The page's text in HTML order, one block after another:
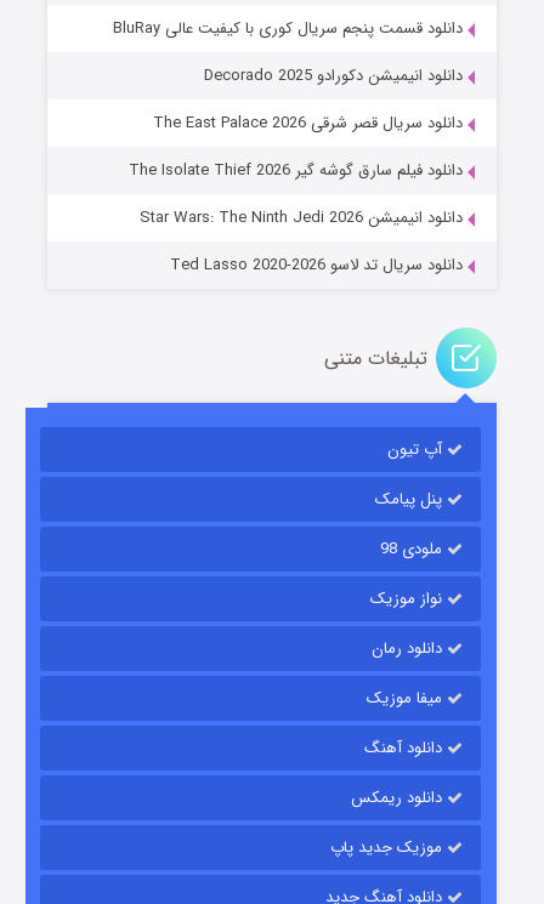
جادوگری در مغولستان
قسمت14 (زیرنویس) منتشر شد
قسمت
دانلود قسمت پنجم سریال کوری با کیفیت عالی BluRay
دانلود انیمیشن دکورادو Decorado 2025
دانلود سریال قصر شرقی The East Palace 2026
دانلود فیلم سارق گوشه گیر The Isolate Thief 2026
دانلود انیمیشن Star Wars: The Ninth Jedi 2026
دانلود سریال تد لاسو Ted Lasso 2020-2026
تبلیغات متنی
آپ تیون
پنل پیامک
ملودی 98
نواز موزیک
دانلود رمان
میفا موزیک
دانلود آهنگ
دانلود ریمکس
موزیک جدید پاپ
دانلود آهنگ جدید